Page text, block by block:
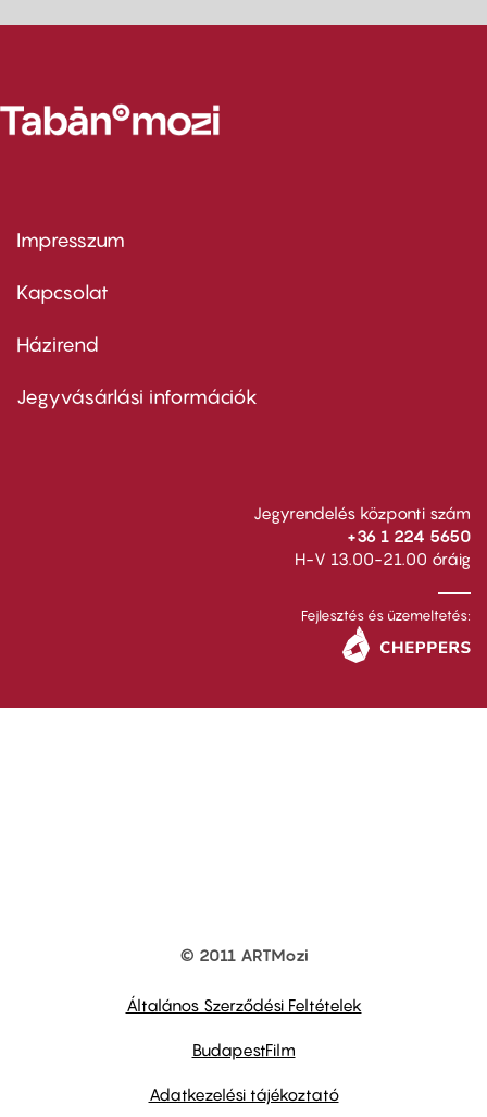
Footer
first
Impresszum
Kapcsolat
Footer
second
Házirend
Jegyvásárlási információk
Jegyrendelés központi szám
+36 1 224 5650
H-V 13.00-21.00 óráig
Fejlesztés és üzemeltetés:
© 2011 ARTMozi
Általános Szerződési Feltételek
BudapestFilm
Adatkezelési tájékoztató